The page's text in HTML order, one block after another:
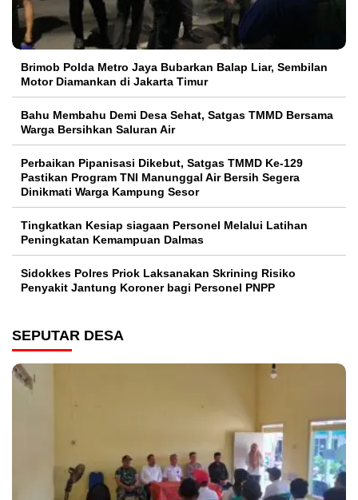
Brimob Polda Metro Jaya Bubarkan Balap Liar, Sembilan
Motor Diamankan di Jakarta Timur
Bahu Membahu Demi Desa Sehat, Satgas TMMD Bersama
Warga Bersihkan Saluran Air
Perbaikan Pipanisasi Dikebut, Satgas TMMD Ke-129
Pastikan Program TNI Manunggal Air Bersih Segera
Dinikmati Warga Kampung Sesor
Tingkatkan Kesiap siagaan Personel Melalui Latihan
Peningkatan Kemampuan Dalmas
Sidokkes Polres Priok Laksanakan Skrining Risiko
Penyakit Jantung Koroner bagi Personel PNPP
SEPUTAR DESA